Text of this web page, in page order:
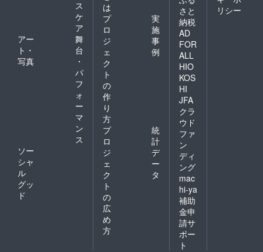
ス
ケ
ア
アー
ト・
写真
舞
台
・
パ
フ
ォ
ー
マ
ン
ス
ソー
シャ
ル
グッ
ド
は
プ
ロ
ジ
ェ
ク
ト
の
作
り
方
実
施
事
例
プ
ロ
ジ
ェ
ク
ト
の
広
め
方
統
計
デ
ー
タ
さと
納税
AD
FOR
ALL
HIO
KOS
HI
JFA
クラ
ウド
ファ
ン
ディ
ング
mac
hi-ya
補助
金申
請サ
ポー
ト
リシー